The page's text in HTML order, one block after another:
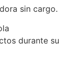
sin cargo.
durante su